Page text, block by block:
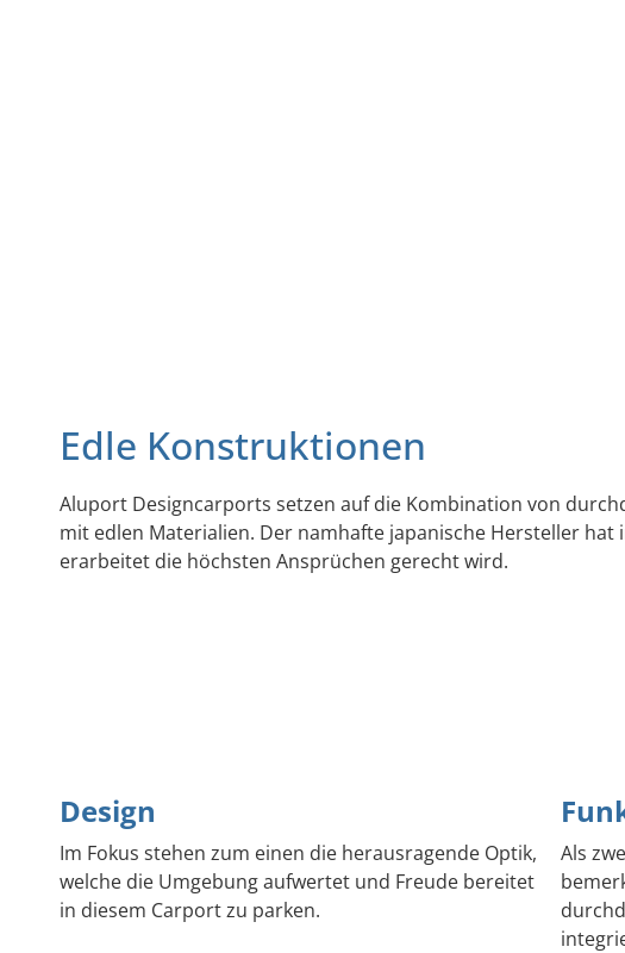
Edle Konstruktionen
Aluport Designcarports setzen auf die Kombination von
mit edlen Materialien. Der namhafte japanische Hersteller hat
erarbeitet die höchsten Ansprüchen gerecht wird.
Design
Im Fokus stehen zum einen die herausragende Optik,
welche die Umgebung aufwertet und Freude bereitet
in diesem Carport zu parken.
Als